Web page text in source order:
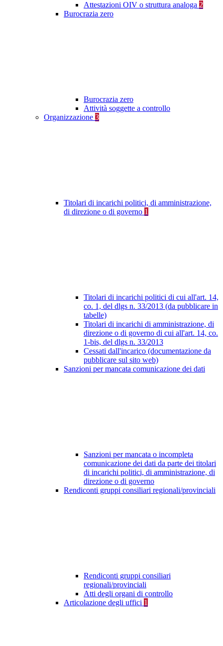
Attestazioni OIV o struttura analoga 2
Burocrazia zero
Burocrazia zero
Attività soggette a controllo
Organizzazione 3
Titolari di incarichi politici, di amministrazione,
di direzione o di governo 1
Titolari di incarichi politici di cui all'art. 14,
co. 1, del dlgs n. 33/2013 (da pubblicare in
tabelle)
Titolari di incarichi di amministrazione, di
direzione o di governo di cui all'art. 14, co.
1-bis, del dlgs n. 33/2013
Cessati dall'incarico (documentazione da
pubblicare sul sito web)
Sanzioni per mancata comunicazione dei dati
Sanzioni per mancata o incompleta
comunicazione dei dati da parte dei titolari
di incarichi politici, di amministrazione, di
direzione o di governo
Rendiconti gruppi consiliari regionali/provinciali
Rendiconti gruppi consiliari
regionali/provinciali
Atti degli organi di controllo
Articolazione degli uffici 1